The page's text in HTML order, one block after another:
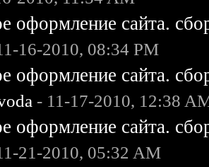
оформление сайта.
16-2010, 08:34 PM
оформление сайта.
- 11-17-2010, 12:38
оформление сайта.
21-2010, 05:32 AM